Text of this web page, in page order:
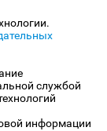
службой
информации